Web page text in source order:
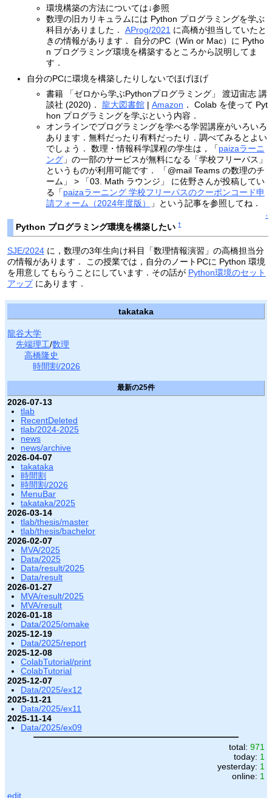
環境構築の方法については↓参照
数理の旧カリキュラムには Python プログラミングを学ぶ
科目がありました． AProg/2021に高橋が担当していたと
きの情報があります． 自分のPC（Win or Mac）に Pytho
n プログラミング環境を構築するところから説明してま
す．
自分のPCに環境を構築したりしないでほげほげ
書籍 「ゼロから学ぶPythonプログラミング」 渡辺宙志 講
談社 (2020)． 龍大図書館| Amazon ． Colab を使って Pyt
hon プログラミングを学ぶという内容．
オンラインでプログラミングを学べる学習講座がいろいろ
あります．無料だったり有料だったり．調べてみるとよい
でしょう． 数理・情報科学課程の学生は，「paizaラーニ
ング」の一部のサービスが無料になる「学校フリーパス」
というものが利用可能です． 「@mail Teams の数理のチ
ーム」 > 「03. Math ラウンジ」 に佐野さんが投稿してい
る「paizaラーニング 学校フリーパスのクーポンコード申
請フォーム（2024年度版）
」という記事を参照してね．
↑
Python プログラミング環境を構築したい †
SJE/2024に，数理の3年生向け科目「数理情報演習」の高橋担当分
の情報があります． この授業では，自分のノートPCに Python 環境
を用意してもらうことにしています．その話が Python環境のセット
アップにあります．
takataka
龍谷大学
先端理工/数理
高橋隆史
時間割/2026
最新の25件
2026-07-13
tlab
RecentDeleted
tlab/2024-2025
news
news/archive
2026-04-07
takataka
時間割
時間割/2026
MenuBar
takataka/2025
2026-03-14
tlab/thesis/master
tlab/thesis/bachelor
2026-02-07
MVA/2025
Data/2025
Data/result/2025
Data/result
2026-01-27
MVA/result/2025
MVA/result
2026-01-18
Data/2025/omake
2025-12-19
Data/2025/report
2025-12-08
ColabTutorial/print
ColabTutorial
2025-12-07
Data/2025/ex12
2025-11-21
Data/2025/ex11
2025-11-14
Data/2025/ex09
total: 971
today: 1
yesterday: 1
online: 1
edit